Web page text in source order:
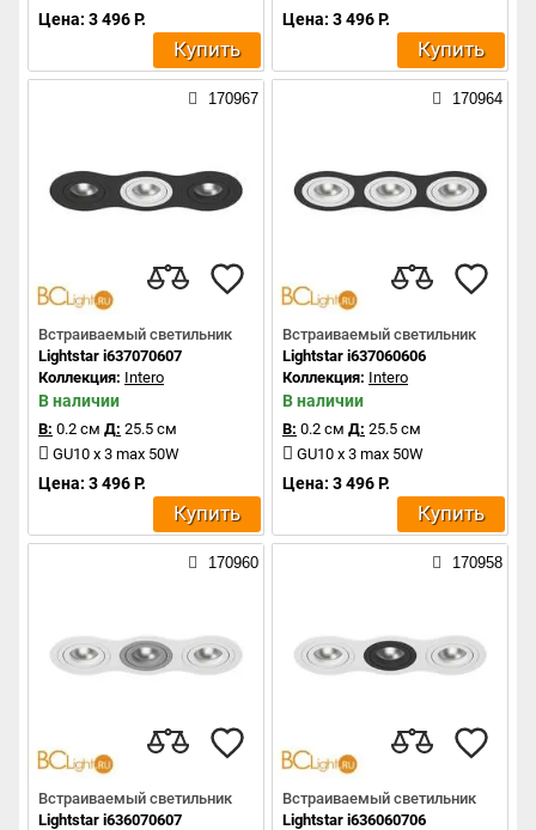
Цена: 3 496 Р.
Купить
Цена: 3 496 Р.
Купить
170967
Встраиваемый светильник
Lightstar i637070607
Коллекция: Intero
В наличии
В: 0.2 см Д: 25.5 см
GU10 x 3 max 50W
Цена: 3 496 Р.
Купить
170964
Встраиваемый светильник
Lightstar i637060606
Коллекция: Intero
В наличии
В: 0.2 см Д: 25.5 см
GU10 x 3 max 50W
Цена: 3 496 Р.
Купить
170960
Встраиваемый светильник
Lightstar i636070607
170958
Встраиваемый светильник
Lightstar i636060706